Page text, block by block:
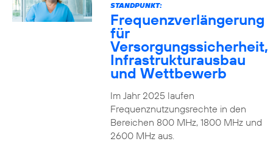
STANDPUNKT:
Frequenzverlängerung
für
Versorgungssicherheit,
Infrastrukturausbau
und Wettbewerb
Im Jahr 2025 laufen
Frequenznutzungsrechte in den
Bereichen 800 MHz, 1800 MHz und
2600 MHz aus.